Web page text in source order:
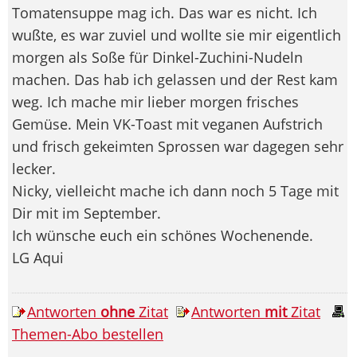
Tomatensuppe mag ich. Das war es nicht. Ich
wußte, es war zuviel und wollte sie mir eigentlich
morgen als Soße für Dinkel-Zuchini-Nudeln
machen. Das hab ich gelassen und der Rest kam
weg. Ich mache mir lieber morgen frisches
Gemüse. Mein VK-Toast mit veganen Aufstrich
und frisch gekeimten Sprossen war dagegen sehr
lecker.
Nicky, vielleicht mache ich dann noch 5 Tage mit
Dir mit im September.
Ich wünsche euch ein schönes Wochenende.
LG Aqui
Antworten ohne Zitat Antworten mitZitat
Themen-Abo bestellen